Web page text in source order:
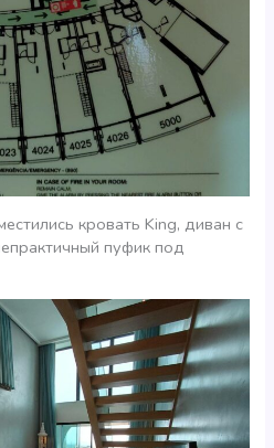
кровать King, диван с
пуфик под